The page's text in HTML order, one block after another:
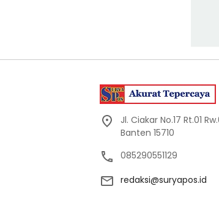
Jl. Ciakar No.17 Rt.01
Banten 15710
085290551129
redaksi@suryapos.id